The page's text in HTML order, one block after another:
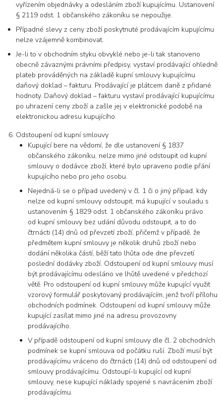
vyřízením objednávky a odesláním zboží kupujícímu. Ustanovení
§ 2119 odst. 1 občanského zákoníku se nepoužije.
Případné slevy z ceny zboží poskytnuté prodávajícím kupujícímu
nelze vzájemně kombinovat.
Je-li to v obchodním styku obvyklé nebo je-li tak stanoveno
obecně závaznými právními předpisy, vystaví prodávající ohledně
plateb prováděných na základě kupní smlouvy kupujícímu
daňový doklad – fakturu. Prodávající je plátcem daně z přidané
hodnoty. Daňový doklad – fakturu vystaví prodávající kupujícímu
po uhrazení ceny zboží a zašle jej v elektronické podobě na
elektronickou adresu kupujícího.
Odstoupení od kupní smlouvy
Kupující bere na vědomí, že dle ustanovení § 1837
občanského zákoníku, nelze mimo jiné odstoupit od kupní
smlouvy o dodávce zboží, které bylo upraveno podle přání
kupujícího nebo pro jeho osobu.
Nejedná-li se o případ uvedený v čl. 1 či o jiný případ, kdy
nelze od kupní smlouvy odstoupit, má kupující v souladu s
ustanovením § 1829 odst. 1 občanského zákoníku právo
od kupní smlouvy bez udání důvodu odstoupit, a to do
čtrnácti (14) dnů od převzetí zboží, přičemž v případě, že
předmětem kupní smlouvy je několik druhů zboží nebo
dodání několika částí, běží tato lhůta ode dne převzetí
poslední dodávky zboží. Odstoupení od kupní smlouvy musí
být prodávajícímu odesláno ve lhůtě uvedené v předchozí
větě. Pro odstoupení od kupní smlouvy může kupující využit
vzorový formulář poskytovaný prodávajícím, jenž tvoří přílohu
obchodních podmínek. Odstoupení od kupní smlouvy může
kupující zasílat mimo jiné na adresu provozovny
prodávajícího.
V případě odstoupení od kupní smlouvy dle čl. 2 obchodních
podmínek se kupní smlouva od počátku ruší. Zboží musí být
prodávajícímu vráceno do čtrnácti (14) dnů od odstoupení od
smlouvy prodávajícímu. Odstoupí-li kupující od kupní
smlouvy, nese kupující náklady spojené s navrácením zboží
prodávajícímu.